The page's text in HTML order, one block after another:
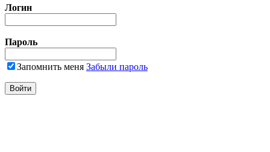
Логин
Пароль
Запомнить меня Забыли пароль